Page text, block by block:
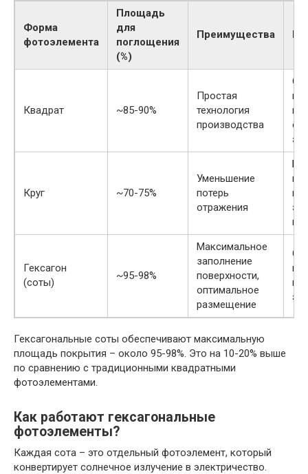
Форма
фотоэлемента
Площадь
для
поглощения
(%)
Преимущества
Квадрат ~85-90%
Простая
технология
производства
с
Круг ~70-75%
Уменьшение
потерь
отражения
Гексагон
(соты)
~95-98%
Максимальное
заполнение
поверхности,
оптимальное
размещение
и
Гексагональные соты обеспечивают максимальную
площадь покрытия – около 95-98%. Это на 10-20% выше
по сравнению с традиционными квадратными
фотоэлементами.
Как работают гексагональные
фотоэлементы?
Каждая сота – это отдельный фотоэлемент, который
конвертирует солнечное излучение в электричество.